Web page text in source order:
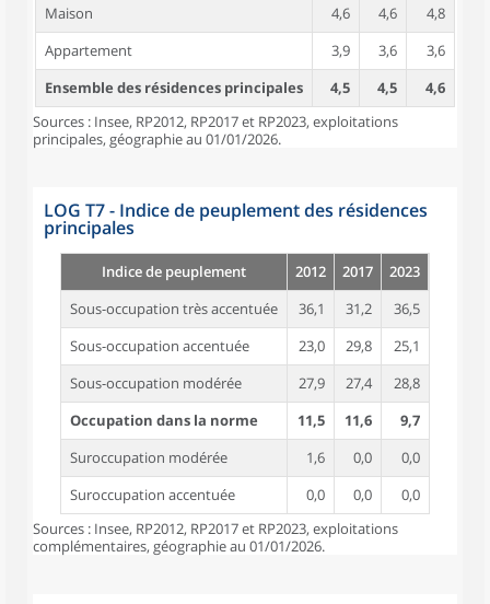
Maison
4,6 4,6
4,8
Appartement
3,9 3,6
3,6
Ensemble des résidences principales
4,5 4,5
4,6
Sources : Insee, RP2012, RP2017 et RP2023, exploitations
principales, géographie au 01/01/2026.
LOG T7 - Indice de peuplement des résidences
principales
Indice de peuplement 2012 2017
2023
Sous-occupation très accentuée
36,1 31,2
36,5
Sous-occupation accentuée
23,0 29,8
25,1
Sous-occupation modérée
27,9 27,4
28,8
Occupation dans la norme
11,5 11,6
9,7
Suroccupation modérée
1,6 0,0
0,0
Suroccupation accentuée
0,0 0,0
0,0
Sources : Insee, RP2012, RP2017 et RP2023, exploitations
complémentaires, géographie au 01/01/2026.